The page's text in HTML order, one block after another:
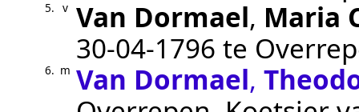
5. v Van Dormael, Maria
30‑04‑1796 te
6. m Van Dormael,